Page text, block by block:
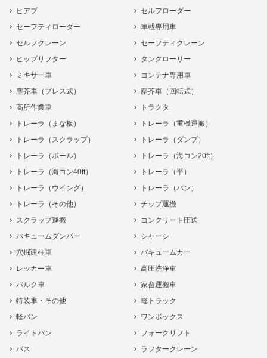
ヒアブ
セルフローダー
セーフティローダー
車載専用車
セルフクレーン
セーフティクレーン
ヒップリフター
タンクローリー
ミキサー車
コンテナ専用車
塵芥車（プレス式）
塵芥車（回転式）
高所作業車
トラクタ
トレーラ（まな板）
トレーラ（重機運搬）
トレーラ（スクラップ）
トレーラ（ダンプ）
トレーラ（ポール）
トレーラ（海コン20ft）
トレーラ（海コン40ft）
トレーラ（平）
トレーラ（ウイング）
トレーラ（バン）
トレーラ（その他）
チップ運搬
スクラップ運搬
コンクリート圧送
バキュームダンパー
シャーシ
穴掘建柱車
バキュームカー
レッカー車
高圧洗浄車
バルク車
家畜運搬車
特装車・その他
軽トラック
軽バン
ワンボックス
ライトバン
フォークリフト
バス
ラフタークレーン